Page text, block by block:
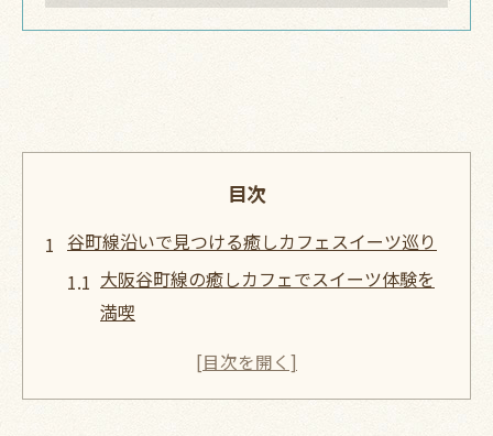
目次
谷町線沿いで見つける癒しカフェスイーツ巡り
大阪谷町線の癒しカフェでスイーツ体験を
満喫
カフェ好き必見谷町線沿い注目スイーツ巡